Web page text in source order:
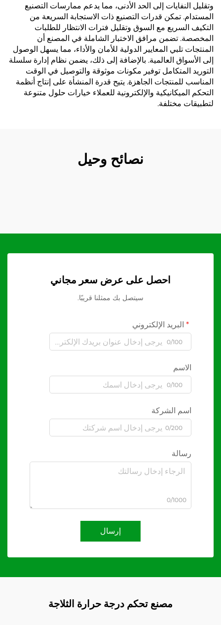
وتقليل النفايات إلى الحد الأدنى، مما يدعم ممارسات التصنيع
المستدام. تمكن قدرات التصنيع ذات الاستجابة السريعة من
التكيف السريع مع السوق وتقليل فترات الانتظار للطلبات
المخصصة. تضمن مرافق الاختبار الشاملة في المصنع أن
المنتجات تلبي المعايير الدولية للأمان والأداء، مما يسهل الوصول
إلى الأسواق العالمية. بالإضافة إلى ذلك، يضمن نظام إدارة سلسلة
التوريد المتكامل توفير مكونات موثوقة والتوصيل في الوقت
المناسب للمنتجات الجاهزة. يتيح قدرة المنشأة على إنتاج أنظمة
التحكم الميكانيكية والإلكترونية للعملاء خيارات حلول متنوعة
لتطبيقات مختلفة.
نصائح وحيل
احصل على عرض سعر مجاني
سيتصل بك ممثلنا قريبًا.
البريد الإلكتروني
0/100
الاسم
0/100
اسم الشركة
0/200
رسالة
0/1000
إرسال
مصنع تحكم درجة حرارة الثلاجة